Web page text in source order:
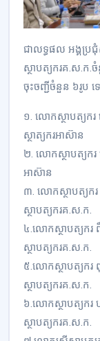
ជាលទ្ធផល អង្គប្រ
ស្ថាបត្យករគ.ស.ក.
ចុះចញ្ជីចំនួន ៦រូប ទ
១. លោកស្ថាបត្យករ
ស្ថាត្យករអាស៊ាន
២. លោកស្ថាបត្យករ
អាស៊ាន
៣. លោកស្ថាបត្យករ
ស្ថាបត្យករគ.ស.ក.
៤.លោកស្ថាបត្យករ
ស្ថាបត្យករគ.ស.ក.
៥.លោកស្ថាបត្យករ
ស្ថាបត្យករគ.ស.ក.
៦.លោកស្ថាបត្យករ
ស្ថាបត្យករគ.ស.ក.